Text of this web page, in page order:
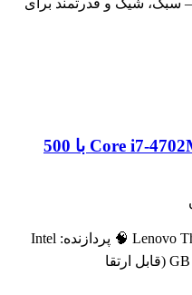
لپ‌تاپ استوک E540 لنوو Core i7-4702MQ با 500
20,000,000 تومان
است.
معرفی لپتاپ 🖥️ مدل: Lenovo ThinkPad E540 🧠 پردازنده: Intel